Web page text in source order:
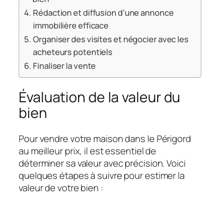
Rédaction et diffusion d’une annonce
immobilière efficace
Organiser des visites et négocier avec les
acheteurs potentiels
Finaliser la vente
Évaluation de la valeur du
bien
Pour vendre votre maison dans le Périgord
au meilleur prix, il est essentiel de
déterminer sa valeur avec précision. Voici
quelques étapes à suivre pour estimer la
valeur de votre bien :